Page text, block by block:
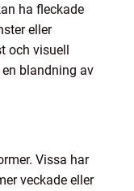
ha fleckade
eller
och visuell
blandning av
Vissa har
veckade eller